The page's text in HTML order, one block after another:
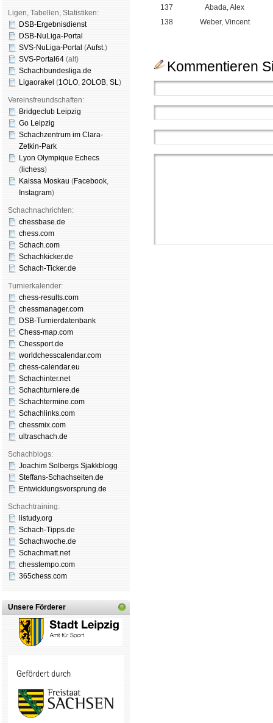
Ligen, Tabellen, Statistiken:
DSB-Ergebnisdienst
DSB-NuLiga-Portal
SVS-NuLiga-Portal (Aufst.)
SVS-Portal64 (alt)
Schachbundesliga.de
Ligaorakel (1OLO, 2OLOB, SL)
Vereinsfreundschaften:
Bridgeclub Leipzig
Go Leipzig
Schachzentrum im Clara-
Zetkin-Park
Lyon Olympique Echecs
( lichess)
Kaissa Moskau (Face­book,
Insta­gram)
Schachnachrichten:
chessbase.de
chess.com
Schach.com
Schachkicker.de
Schach-Ticker.de
Turnierkalender:
chess-results.com
chessmanager.com
DSB-Turnierdatenbank
Chess-map.com
Chessport.de
worldchesscalendar.com
chess-calendar.eu
Schachinter.net
Schachturniere.de
Schachtermine.com
Schachlinks.com
chessmix.com
ultraschach.de
Schachblogs:
Joachim Solbergs Sjakkblogg
Steffans-Schachseiten.de
Entwicklungsvorsprung.de
Schachtraining:
listudy.org
Schach-Tipps.de
Schachwoche.de
Schachmatt.net
chesstempo.com
365chess.com
Unsere Förderer
137
Abada, Alex
138
Weber, Vincent
Kommentieren